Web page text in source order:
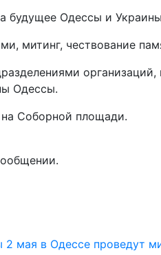
Одессы и
митинг, чествование
Одессы.
Соборной площади.
2 мая в Одессе проведут